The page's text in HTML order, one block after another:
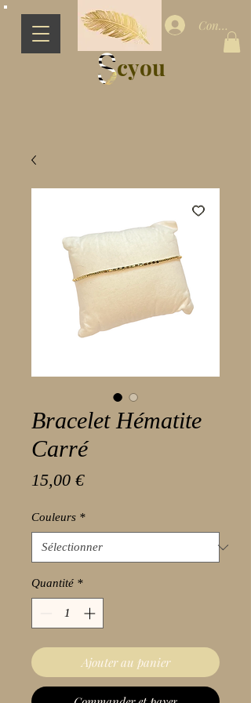
Connection
cyou
Bracelet Hématite
Carré
15,00 €Prix
Couleurs *
Quantité *
Ajouter au panier